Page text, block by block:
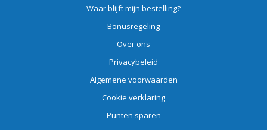
Waar blijft mijn bestelling?
Bonusregeling
Over ons
Privacybeleid
Algemene voorwaarden
Cookie verklaring
Punten sparen